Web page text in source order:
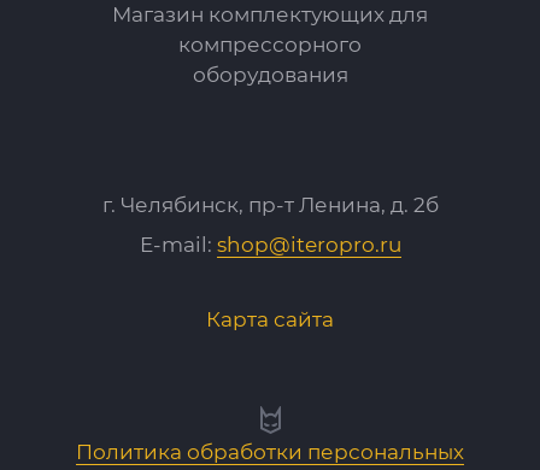
Магазин комплектующих для
компрессорного
оборудования
г. Челябинск, пр-т Ленина, д. 2б
E-mail: shop@iteropro.ru
Карта сайта
Политика обработки персональных